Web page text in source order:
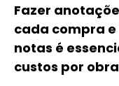
Fazer
cada compra
notas é
custos por